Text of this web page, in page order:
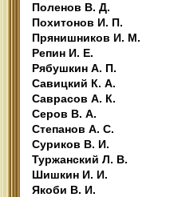
Поленов В. Д.
Похитонов И. П.
Прянишников И. М.
Репин И. Е.
Рябушкин А. П.
Савицкий К. А.
Саврасов А. К.
Серов В. А.
Степанов А. С.
Суриков В. И.
Туржанский Л. В.
Шишкин И. И.
Якоби В. И.